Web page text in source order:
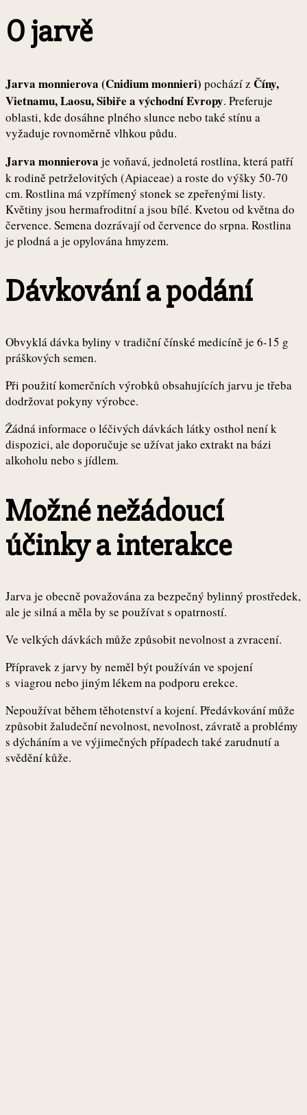
O jarvě
Jarva monnierova (Cnidium monnieri) pochází z Číny,
Vietnamu, Laosu, Sibiře a východní Evropy. Preferuje
oblasti, kde dosáhne plného slunce nebo také stínu a
vyžaduje rovnoměrně vlhkou půdu.
Jarva monnierova je voňavá, jednoletá rostlina, která patří
k rodině petrželovitých (Apiaceae) a roste do výšky 50-70
cm. Rostlina má vzpřímený stonek se zpeřenými listy.
Květiny jsou hermafroditní a jsou bílé. Kvetou od května do
července. Semena dozrávají od července do srpna. Rostlina
je plodná a je opylována hmyzem.
Dávkování a podání
Obvyklá dávka byliny v tradiční čínské medicíně je 6-15 g
práškových semen.
Při použití komerčních výrobků obsahujících jarvu je třeba
dodržovat pokyny výrobce.
Žádná informace o léčivých dávkách látky osthol není k
dispozici, ale doporučuje se užívat jako extrakt na bázi
alkoholu nebo s jídlem.
Možné nežádoucí
účinky a interakce
Jarva je obecně považována za bezpečný bylinný prostředek,
ale je silná a měla by se používat s opatrností.
Ve velkých dávkách může způsobit nevolnost a zvracení.
Přípravek z jarvy by neměl být používán ve spojení
s viagrou nebo jiným lékem na podporu erekce.
Nepoužívat během těhotenství a kojení. Předávkování může
způsobit žaludeční nevolnost, nevolnost, závratě a problémy
s dýcháním a ve výjimečných případech také zarudnutí a
svědění kůže.